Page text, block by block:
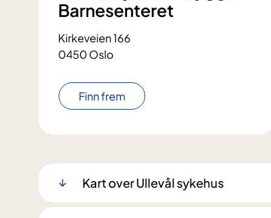
Barnesenteret
Kirkeveien 166
0450 Oslo
Finn frem
Kart over Ullevål sykehus